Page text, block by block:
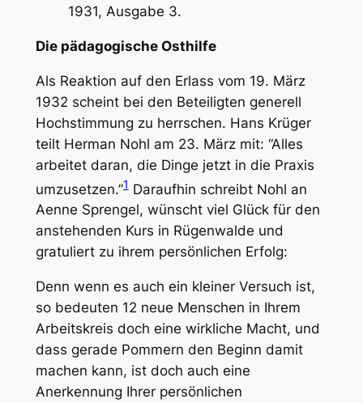
1931, Ausgabe 3.
Die pädagogische Osthilfe
Als Reaktion auf den Erlass vom 19. März
1932 scheint bei den Beteiligten generell
Hochstimmung zu herrschen. Hans Krüger
teilt Herman Nohl am 23. März mit: “Alles
arbeitet daran, die Dinge jetzt in die Praxis
umzusetzen.”1Daraufhin schreibt Nohl an
Aenne Sprengel, wünscht viel Glück für den
anstehenden Kurs in Rügenwalde und
gratuliert zu ihrem persönlichen Erfolg:
Denn wenn es auch ein kleiner Versuch ist,
so bedeuten 12 neue Menschen in Ihrem
Arbeitskreis doch eine wirkliche Macht, und
dass gerade Pommern den Beginn damit
machen kann, ist doch auch eine
Anerkennung Ihrer persönlichen